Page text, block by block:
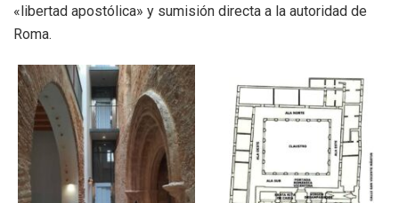
«libertad apostólica» y sumisión directa a la autoridad de
Roma.